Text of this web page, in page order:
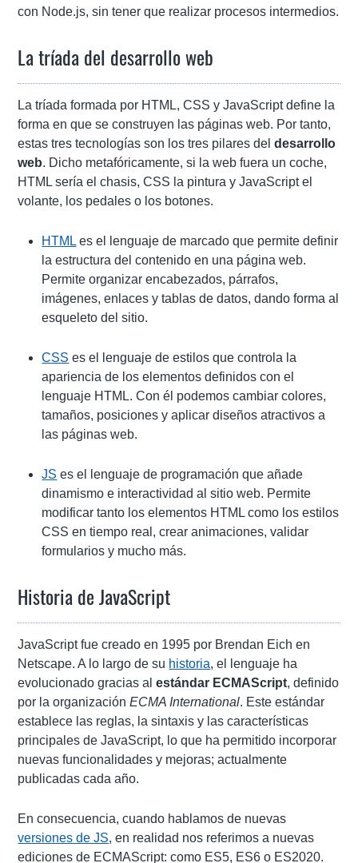
con Node.js, sin tener que realizar procesos intermedios.
La tríada del desarrollo web
La tríada formada por HTML, CSS y JavaScript define la
forma en que se construyen las páginas web. Por tanto,
estas tres tecnologías son los tres pilares deldesarrollo
web. Dicho metafóricamente, si la web fuera un coche,
HTML sería el chasis, CSS la pintura y JavaScript el
volante, los pedales o los botones.
HTML es el lenguaje de marcado que permite definir
la estructura del contenido en una página web.
Permite organizar encabezados, párrafos,
imágenes, enlaces y tablas de datos, dando forma al
esqueleto del sitio.
CSS es el lenguaje de estilos que controla la
apariencia de los elementos definidos con el
lenguaje HTML. Con él podemos cambiar colores,
tamaños, posiciones y aplicar diseños atractivos a
las páginas web.
JS es el lenguaje de programación que añade
dinamismo e interactividad al sitio web. Permite
modificar tanto los elementos HTML como los estilos
CSS en tiempo real, crear animaciones, validar
formularios y mucho más.
Historia de JavaScript
JavaScript fue creado en 1995 por Brendan Eich en
Netscape. A lo largo de su historia, el lenguaje ha
evolucionado gracias alestándar ECMAScript, definido
por la organizaciónECMA International. Este estándar
establece las reglas, la sintaxis y las características
principales de JavaScript, lo que ha permitido incorporar
nuevas funcionalidades y mejoras; actualmente
publicadas cada año.
En consecuencia, cuando hablamos de nuevas
versiones de JS, en realidad nos referimos a nuevas
ediciones de ECMAScript: como ES5, ES6 o ES2020.